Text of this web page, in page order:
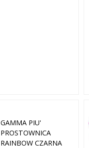
GAMMA PIU'
PROSTOWNICA
RAINBOW CZARNA